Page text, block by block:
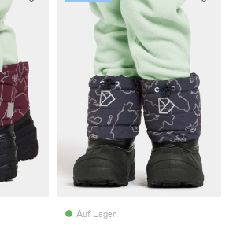
Auf Lager